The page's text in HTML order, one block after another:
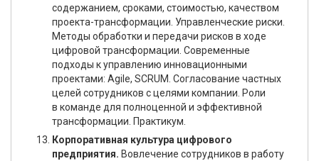
содержанием, сроками, стоимостью, качеством
проекта-трансформации. Управленческие риски.
Методы обработки и передачи рисков в ходе
цифровой трансформации. Современные
подходы к управлению инновационными
проектами: Agile, SCRUM. Согласование частных
целей сотрудников с целями компании. Роли
в команде для полноценной и эффективной
трансформации. Практикум.
Корпоративная культура цифрового
предприятия. Вовлечение сотрудников в работу